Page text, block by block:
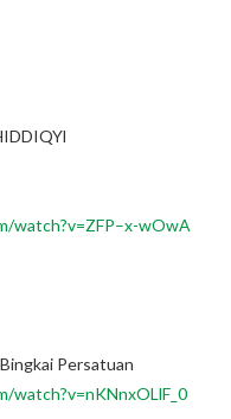
watch?v=ZFP–x-wOwA
Persatuan
watch?v=nKNnxOLlF_0